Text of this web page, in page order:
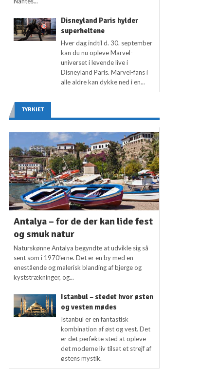
Disneyland Paris hylder
superheltene
Hver dag indtil d. 30. september
kan du nu opleve Marvel-
universet i levende live i
Disneyland Paris. Marvel-fans i
alle aldre kan dykke ned i en...
TYRKIET
Antalya – for de der kan lide fest
og smuk natur
Naturskønne Antalya begyndte at udvikle sig så
sent som i 1970’erne. Det er en by med en
enestående og malerisk blanding af bjerge og
kyststrækninger, og...
Istanbul – stedet hvor østen
og vesten mødes
Istanbul er en fantastisk
kombination af øst og vest. Det
er det perfekte sted at opleve
det moderne liv tilsat et strejf af
østens mystik.